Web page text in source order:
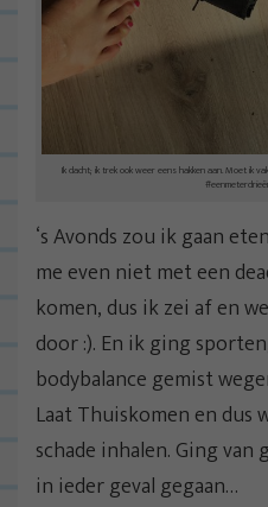
Ik dacht; ik trek ook weer eens hakken aan. Moet ik
‘s Avonds zou ik gaan
me even niet met een
komen, dus ik zei af en
door :). En ik ging
bodybalance gemist
Laat Thuiskomen en dus
schade inhalen. Ging van
in ieder geval gegaan…